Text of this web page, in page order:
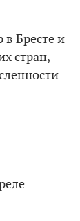
в Бресте и
стран,